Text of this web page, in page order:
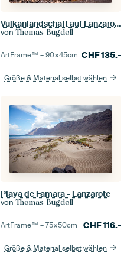
Vulkanlandschaft auf Lanzarote
von Thomas Bugdoll
ArtFrame™ –90×45cm CHF135.-
Größe & Material selbst wählen
Playa de Famara - Lanzarote
von Thomas Bugdoll
ArtFrame™ –75×50cm CHF116.-
Größe & Material selbst wählen